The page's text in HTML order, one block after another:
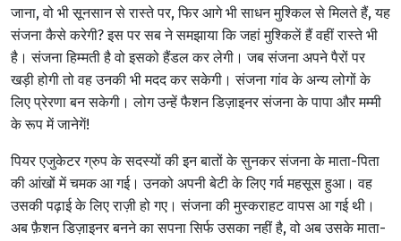
जाना, वो भी सूनसान से रास्ते पर, फिर आगे भी साधन मुश्किल से मिलते हैं, यह
संजना कैसे करेगी? इस पर सब ने समझाया कि जहां मुश्किलें हैं वहीं रास्ते भी
है। संजना हिम्मती है वो इसको हैंडल कर लेगी। जब संजना अपने पैरों पर
खड़ी होगी तो वह उनकी भी मदद कर सकेगी। संजना गांव के अन्य लोगों के
लिए प्रेरणा बन सकेगी। लोग उन्हेंफैशन डिज़ाइनर संजनाके पापा और मम्मी
के रूप में जानेगें!
पियर एजुकेटर ग्रुप के सदस्यों की इन बातों के सुनकर संजना के माता-पिता
की आंखों में चमक आ गई। उनको अपनी बेटी के लिए गर्व महसूस हुआ। वह
उसकी पढ़ाई के लिए राज़ी हो गए। संजना की मुस्कराहट वापस आ गई थी।
अब फ़ैशन डिज़ाइनर बनने का सपना सिर्फ उसका नहीं है, वो अब उसके माता-